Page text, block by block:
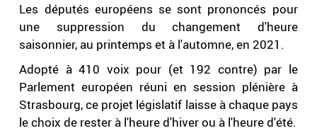
Les députés européens se sont prononcés pour
une suppression du changement d'heure
saisonnier, au printemps et à l'automne, en 2021.
Adopté à 410 voix pour (et 192 contre) par le
Parlement européen réuni en session plénière à
Strasbourg, ce projet législatif laisse à chaque pays
le choix de rester à l'heure d'hiver ou à l'heure d'été.